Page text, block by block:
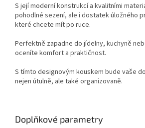
S její moderní konstrukcí a kvalitními
pohodlné sezení, ale i dostatek úložného
které chcete mít po ruce.
Perfektně zapadne do jídelny, kuchyně
oceníte komfort a praktičnost.
S tímto designovým kouskem bude vaše
nejen útulně, ale také organizovaně.
Doplňkové parametry